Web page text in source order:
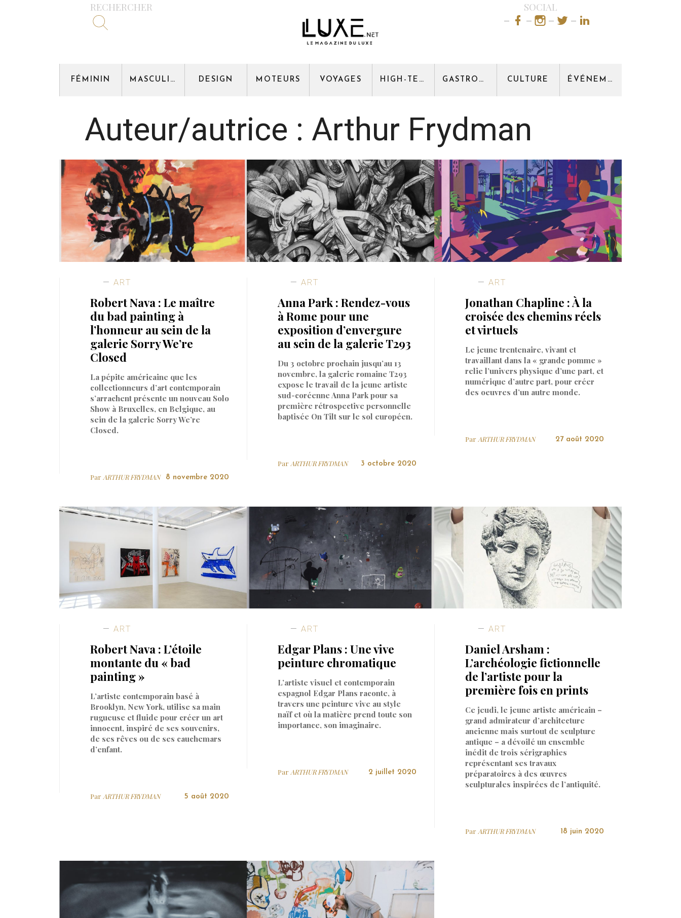
RECHERCHER SOCIAL
FÉMININ MASCULIN DESIGN MOTEURS VOYAGES HIGH-TECH GASTRONOMIE CULTURE ÉVÉNEMENT
Auteur/autrice : Arthur Frydman
ART
Robert Nava : Le maître
du bad painting à
l’honneur au sein de la
galerie Sorry We’re
Closed
La pépite américaine que les
collectionneurs d’art contemporain
s’arrachent présente un nouveau Solo
Show à Bruxelles, en Belgique, au
sein de la galerie Sorry We’re
Closed.
Par ARTHUR FRYDMAN 8 novembre 2020
ART
Anna Park : Rendez-vous
à Rome pour une
exposition d’envergure
au sein de la galerie T293
Du 3 octobre prochain jusqu’au 13
novembre, la galerie romaine T293
expose le travail de la jeune artiste
sud-coréenne Anna Park pour sa
première rétrospective personnelle
baptisée On Tilt sur le sol européen.
Par ARTHUR FRYDMAN 3 octobre 2020
ART
Jonathan Chapline : À la
croisée des chemins réels
et virtuels
Le jeune trentenaire, vivant et
travaillant dans la « grande pomme »
relie l’univers physique d’une part, et
numérique d’autre part, pour créer
des oeuvres d’un autre monde.
Par ARTHUR FRYDMAN 27 août 2020
ART
Robert Nava : L’étoile
montante du « bad
painting »
L’artiste contemporain basé à
Brooklyn, New York, utilise sa main
rugueuse et fluide pour créer un art
innocent, inspiré de ses souvenirs,
de ses rêves ou de ses cauchemars
d’enfant.
Par ARTHUR FRYDMAN 5 août 2020
ART
Edgar Plans : Une vive
peinture chromatique
L’artiste visuel et contemporain
espagnol Edgar Plans raconte, à
travers une peinture vive au style
naïf et où la matière prend toute son
importance, son imaginaire.
Par ARTHUR FRYDMAN 2 juillet 2020
ART
Daniel Arsham :
L’archéologie fictionnelle
de l’artiste pour la
première fois en prints
Ce jeudi, le jeune artiste américain –
grand admirateur d’architecture
ancienne mais surtout de sculpture
antique – a dévoilé un ensemble
inédit de trois sérigraphies
représentant ses travaux
préparatoires à des œuvres
sculpturales inspirées de l’antiquité.
Par ARTHUR FRYDMAN 18 juin 2020